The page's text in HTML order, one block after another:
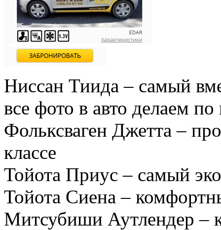
Ниссан Тиида – самый
все фото в авто делаем
Фольксваген Джетта –
классе
Тойота Приус – самый
Тойота Сиена –
Митсубиши Аутлендер –